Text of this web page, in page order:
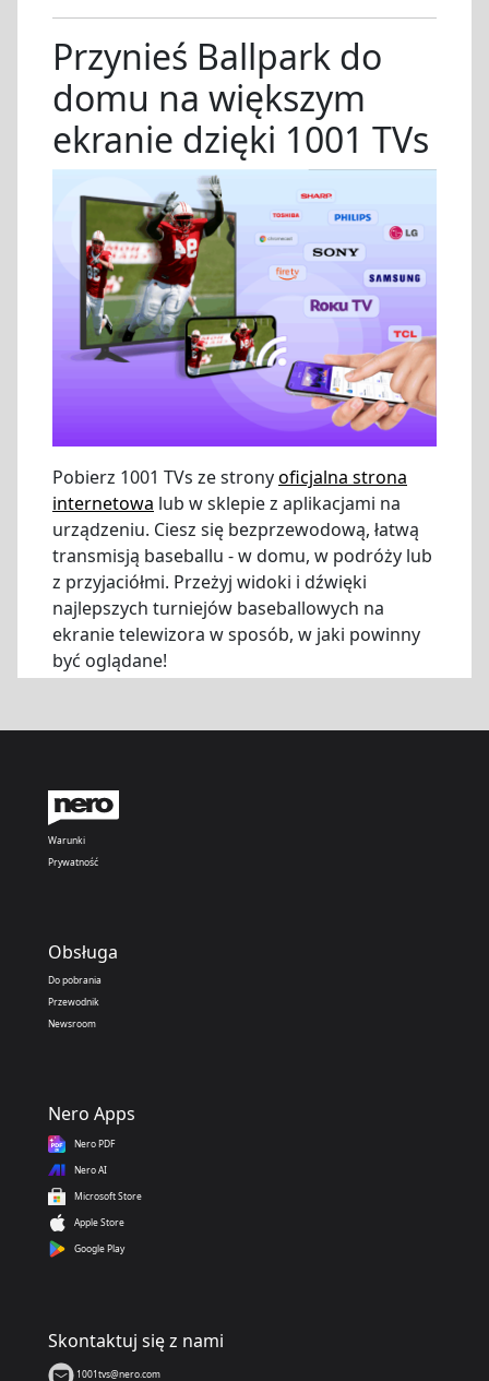
Przynieś Ballpark do
domu na większym
ekranie dzięki 1001 TVs
Pobierz 1001 TVs ze stronyoficjalna strona
internetowa lub w sklepie z aplikacjami na
urządzeniu. Ciesz się bezprzewodową, łatwą
transmisją baseballu - w domu, w podróży lub
z przyjaciółmi. Przeżyj widoki i dźwięki
najlepszych turniejów baseballowych na
ekranie telewizora w sposób, w jaki powinny
być oglądane!
Warunki
Prywatność
Obsługa
Do pobrania
Przewodnik
Newsroom
Nero Apps
Nero PDF
Nero AI
Microsoft Store
Apple Store
Google Play
Skontaktuj się z nami
1001tvs@nero.com